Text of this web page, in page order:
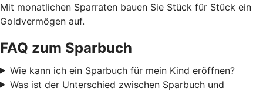
Mit monatlichen Sparraten bauen Sie Stück für Stück ein
Goldvermögen auf.
FAQ zum Sparbuch
Wie kann ich ein Sparbuch für mein Kind eröffnen?
Was ist der Unterschied zwischen Sparbuch und